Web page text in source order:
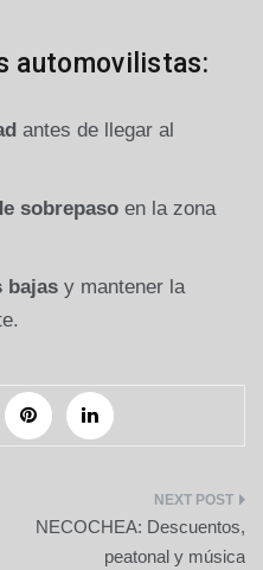
automovilistas:
antes de llegar al
sobrepaso en la zona
bajas y mantener la
NECOCHEA: Descuentos,
peatonal y música